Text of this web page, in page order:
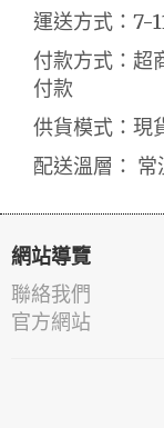
運送方式：7-
付款方式：超
付款
供貨模式：現
配送溫層： 常
網站導覽
聯絡我們
官方網站